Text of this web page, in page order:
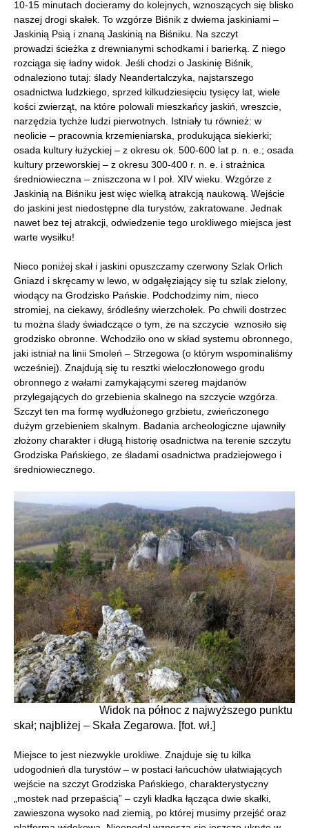
10-15 minutach docieramy do kolejnych, wznoszących się blisko
naszej drogi skałek. To wzgórze Biśnik z dwiema jaskiniami –
Jaskinią Psią i znaną Jaskinią na Biśniku. Na szczyt
prowadzi ścieżka z drewnianymi schodkami i barierką. Z niego
rozciąga się ładny widok. Jeśli chodzi o Jaskinię Biśnik,
odnaleziono tutaj: ślady Neandertalczyka, najstarszego
osadnictwa ludzkiego, sprzed kilkudziesięciu tysięcy lat, wiele
kości zwierząt, na które polowali mieszkańcy jaskiń, wreszcie,
narzędzia tychże ludzi pierwotnych. Istniały tu również: w
neolicie – pracownia krzemieniarska, produkująca siekierki;
osada kultury łużyckiej – z okresu ok. 500-600 lat p. n. e.; osada
kultury przeworskiej – z okresu 300-400 r. n. e. i strażnica
średniowieczna – zniszczona w I poł. XIV wieku. Wzgórze z
Jaskinią na Biśniku jest więc wielką atrakcją naukową. Wejście
do jaskini jest niedostępne dla turystów, zakratowane. Jednak
nawet bez tej atrakcji, odwiedzenie tego urokliwego miejsca jest
warte wysiłku!
Nieco poniżej skał i jaskini opuszczamy czerwony Szlak Orlich
Gniazd i skręcamy w lewo, w odgałęziający się tu szlak zielony,
wiodący na Grodzisko Pańskie. Podchodzimy nim, nieco
stromiej, na ciekawy, śródleśny wierzchołek. Po chwili dostrzec
tu można ślady świadczące o tym, że na szczycie wznosiło się
grodzisko obronne. Wchodziło ono w skład systemu obronnego,
jaki istniał na linii Smoleń – Strzegowa (o którym wspominaliśmy
wcześniej). Znajdują się tu resztki wieloczłonowego grodu
obronnego z wałami zamykającymi szereg majdanów
przylegających do grzebienia skalnego na szczycie wzgórza.
Szczyt ten ma formę wydłużonego grzbietu, zwieńczonego
dużym grzebieniem skalnym. Badania archeologiczne ujawniły
złożony charakter i długą historię osadnictwa na terenie szczytu
Grodziska Pańskiego, ze śladami osadnictwa pradziejowego i
średniowiecznego.
Widok na północ z najwyższego punktu
skał; najbliżej – Skała Zegarowa. [fot. wł.]
Miejsce to jest niezwykle urokliwe. Znajduje się tu kilka
udogodnień dla turystów – w postaci łańcuchów ułatwiających
wejście na szczyt Grodziska Pańskiego, charakterystyczny
„mostek nad przepaścią” – czyli kładka łącząca dwie skałki,
zawieszona wysoko nad ziemią, po której musimy przejść oraz